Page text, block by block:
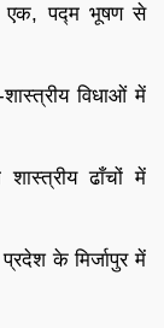
एक, पद्म भूषण से
विधाओं में
ढाँचों में
के मिर्जापुर में